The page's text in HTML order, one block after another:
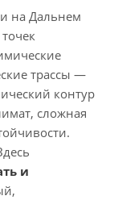
на Дальнем
трассы —
контур
сложная
и